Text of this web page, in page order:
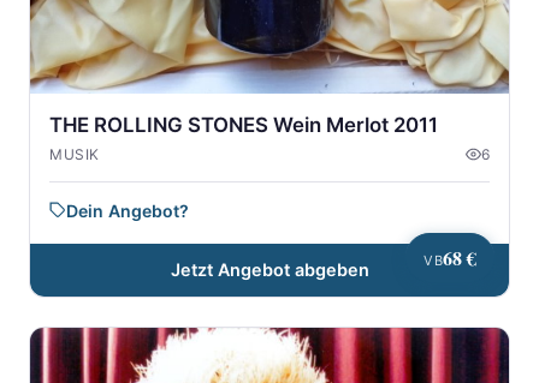
VB68 €
THE ROLLING STONES Wein Merlot 2011
MUSIK 6
Dein Angebot?
Jetzt Angebot abgeben